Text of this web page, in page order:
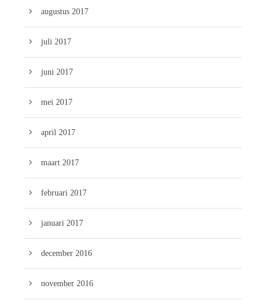
augustus 2017
juli 2017
juni 2017
mei 2017
april 2017
maart 2017
februari 2017
januari 2017
december 2016
november 2016